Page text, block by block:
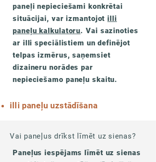
paneļi nepieciešami konkrētai
situācijai, var izmantojotilli
paneļu kalkulatoru.Vai sazinoties
ar illi speciālistiem un definējot
telpas izmērus, saņemsiet
dizaineru norādes par
nepieciešamo paneļu skaitu.
illi paneļu uzstādīšana
Vai paneļus drīkst līmēt uz sienas?
Paneļus iespējams līmēt uz sienas